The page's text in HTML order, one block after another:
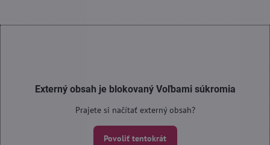
Externý obsah je blokovaný Voľbami súkromia
Prajete si načítať externý obsah?
Povoliť tentokrát